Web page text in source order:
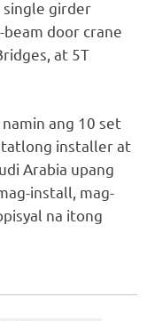
single girder
door crane
at 5T
ang 10 set
tatlong installer at
Arabia upang
install, mag-
na itong